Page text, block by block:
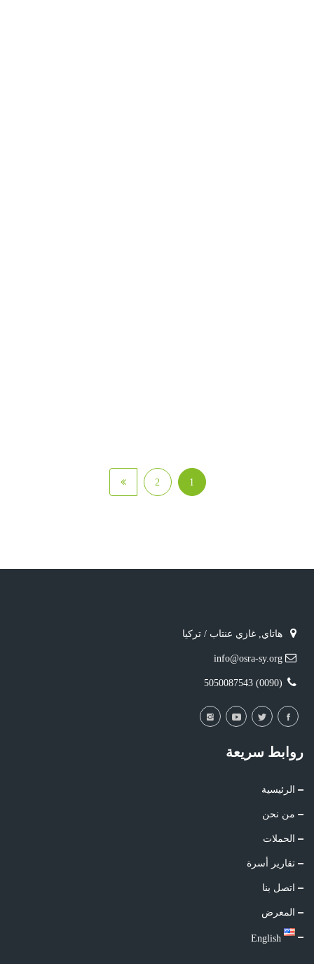
1
2
هاتاي, غازي عنتاب / تركيا
info@osra-sy.org
(0090) 5050087543
روابط سريعة
الرئيسية
من نحن
الحملات
تقارير أسرة
اتصل بنا
المعرض
English